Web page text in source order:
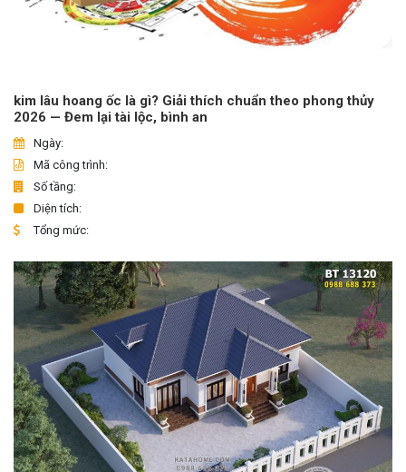
kim lâu hoang ốc là gì? Giải thích chuẩn theo phong thủy
2026 — Đem lại tài lộc, bình an
Ngày:
Mã công trình:
Số tầng:
Diện tích:
Tổng mức: